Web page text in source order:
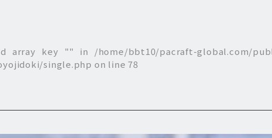
array key "" in /home/bbt10/pacraft-global.com/
single.php on line 78